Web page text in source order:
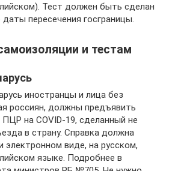
Тест должен быть сделан
пересечения госграницы.
и тестам
иностранцы и лица без
россиян, должны предъявить
на COVID-19, сделанный не
в страну. Справка должна
виде, на русском,
языке. Подробнее в